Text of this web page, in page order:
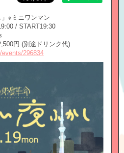
※ミニワンマン
/ START19:30
円 (別途ドリンク代)
296834